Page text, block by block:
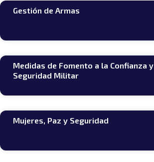
Gestión de Armas
Medidas de Fomento a la Confianza y
Seguridad Militar
Mujeres, Paz y Seguridad